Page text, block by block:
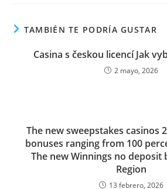
TAMBIÉN TE PODRÍA GUSTAR
Casina s českou licencí Jak
2 mayo, 2026
The new sweepstakes casinos
bonuses ranging from 100
The new Winnings no
Region
13 febrero, 2026